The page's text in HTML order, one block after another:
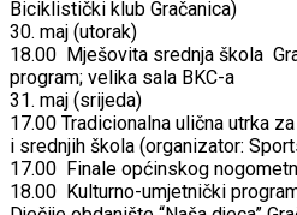
Biciklistički klub Gračanica)
30. maj (utorak)
18.00 Mješovita srednja škola
program; velika sala BKC-a
31. maj (srijeda)
17.00 Tradicionalna ulična utrka
i srednjih škola (organizator:
17.00 Finale općinskog
18.00 Kulturno-umjetnički